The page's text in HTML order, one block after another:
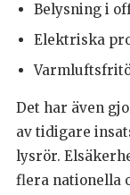
Belysning i
Elektriska
Det har även
av tidigare
lysrör.
flera nationella